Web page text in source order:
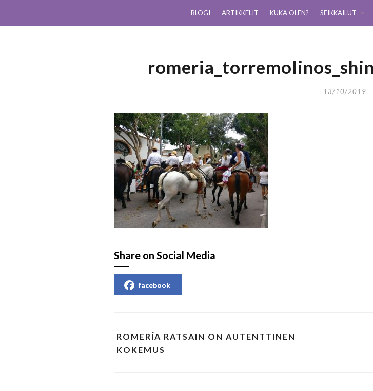
BLOGI ARTIKKELIT KUKA OLEN? SEIKKAILUT
13/10/2019
Share on Social Media
facebook
ROMERÍA RATSAIN ON AUTENTTINEN
KOKEMUS